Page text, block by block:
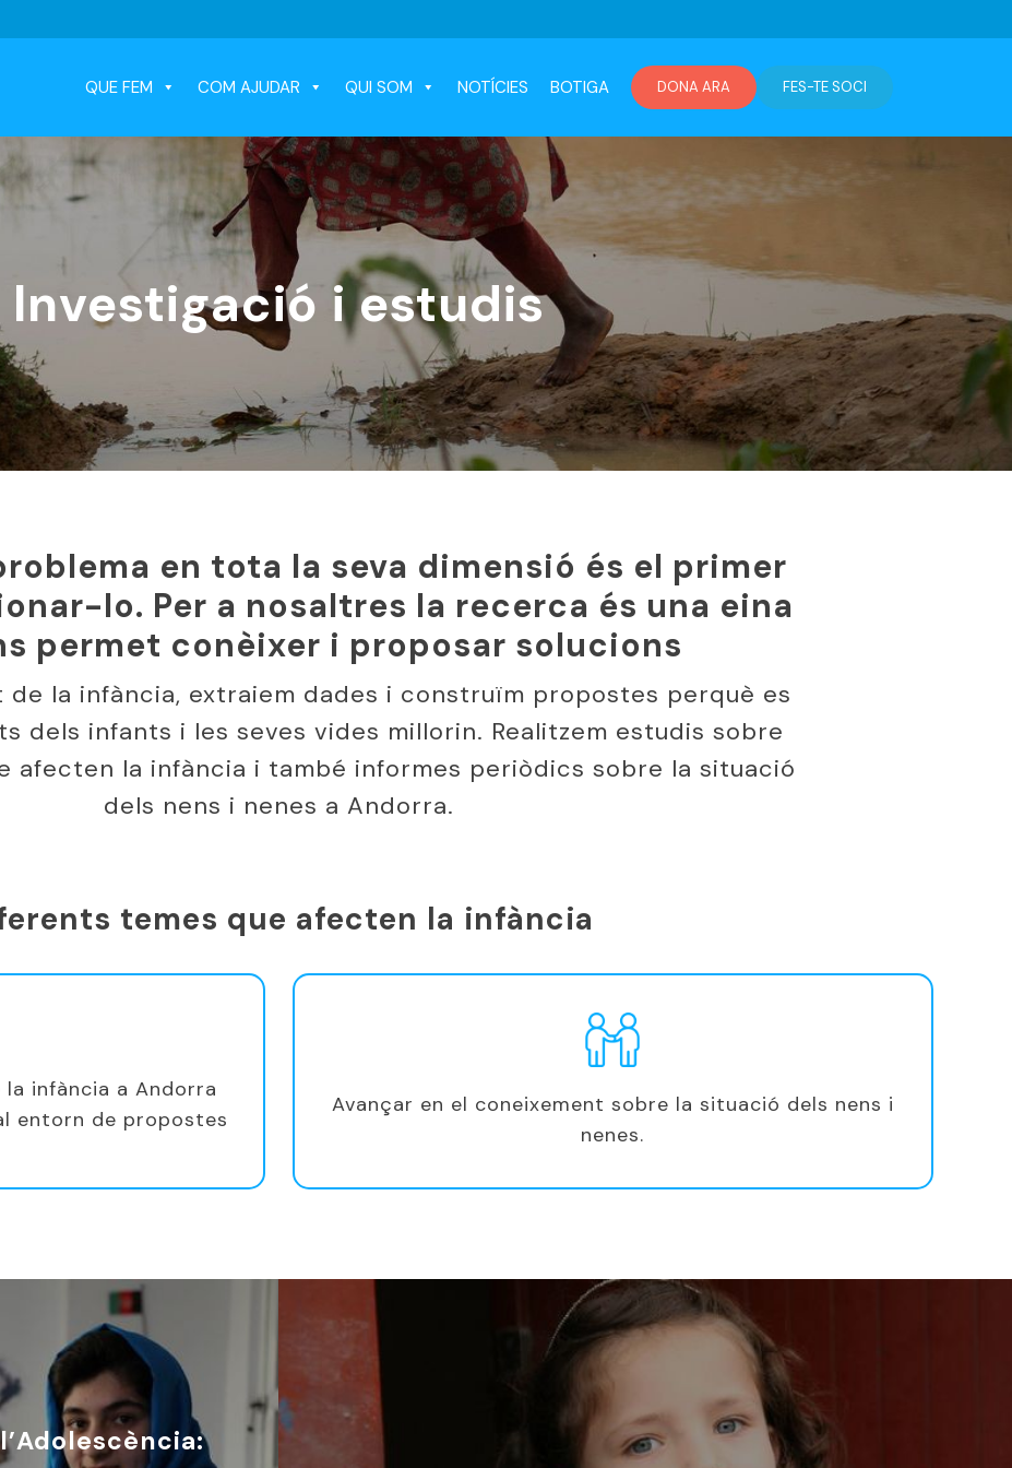
QUE FEM COM AJUDAR QUI SOM NOTÍCIES BOTIGA DONA ARA FES-TE SOCI
Investigació i estudis
en tota la seva dimensió és el primer
lo. Per a nosaltres la recerca és una eina
permet conèixer i proposar solucions
de la infància, extraiem dades i construïm propostes perquè es
dels infants i les seves vides millorin. Realitzem estudis sobre
afecten la infància i també informes periòdics sobre la situació
dels nens i nenes a Andorra.
temes que afecten la infància
infància a Andorra
entorn de propostes
Avançar en el coneixement sobre la situació dels nens i
nenes.